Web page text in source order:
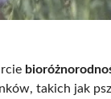
takich jak